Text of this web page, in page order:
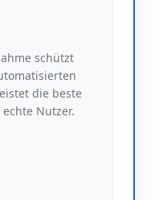
schützt
die beste
Nutzer.